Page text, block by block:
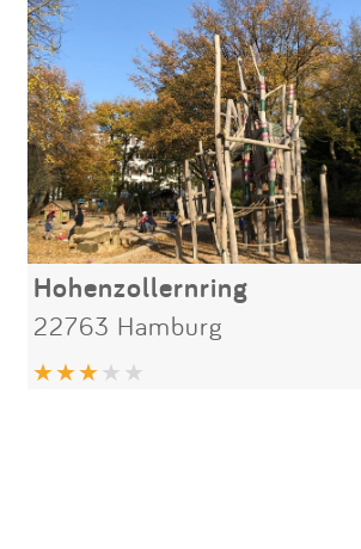
Hohenzollernring
22763 Hamburg